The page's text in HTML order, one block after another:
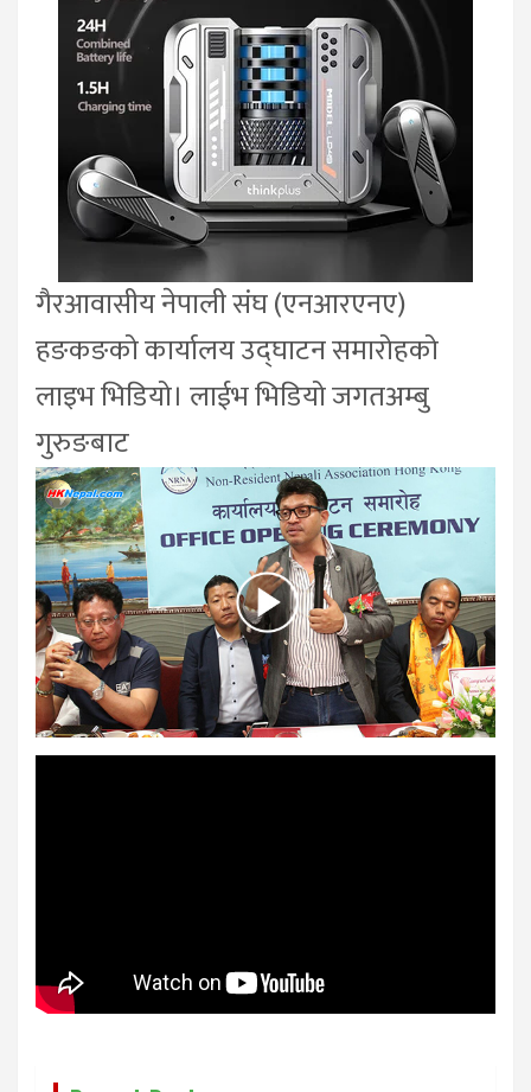
गैरआवासीय नेपाली संघ (एनआरएनए)
हङकङको कार्यालय उद्घाटन समारोहको
लाइभ भिडियो। लाईभ भिडियो जगतअम्बु
गुरुङबाट